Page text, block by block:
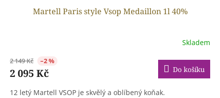
Martell Paris style Vsop Medaillon 1l 40%
Skladem
2 149 Kč –2 %
2 095 Kč Do košíku
12 letý Martell VSOP je skvělý a oblíbený koňak.